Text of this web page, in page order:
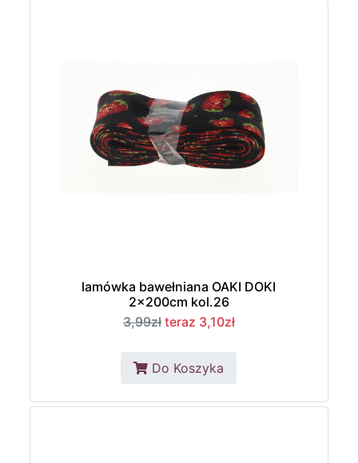
lamówka bawełniana OAKI DOKI
2x200cm kol.26
3,99zł teraz 3,10zł
Do Koszyka